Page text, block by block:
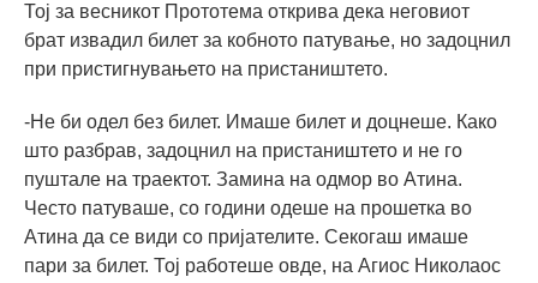
Тој за весникот Прототема открива дека неговиот
брат извадил билет за кобното патување, но задоцнил
при пристигнувањето на пристаништето.
-Не би одел без билет. Имаше билет и доцнеше. Како
што разбрав, задоцнил на пристаништето и не го
пуштале на траектот. Замина на одмор во Атина.
Често патуваше, со години одеше на прошетка во
Атина да се ​​види со пријателите. Секогаш имаше
пари за билет. Тој работеше овде, на Агиос Николаос